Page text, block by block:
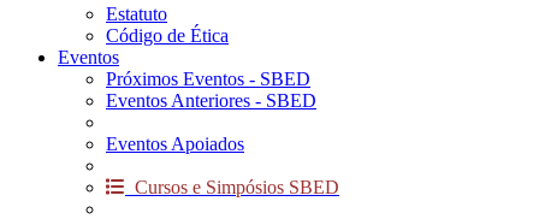
Estatuto
Código de Ética
Eventos
Próximos Eventos - SBED
Eventos Anteriores - SBED
Eventos Apoiados
Cursos e Simpósios SBED